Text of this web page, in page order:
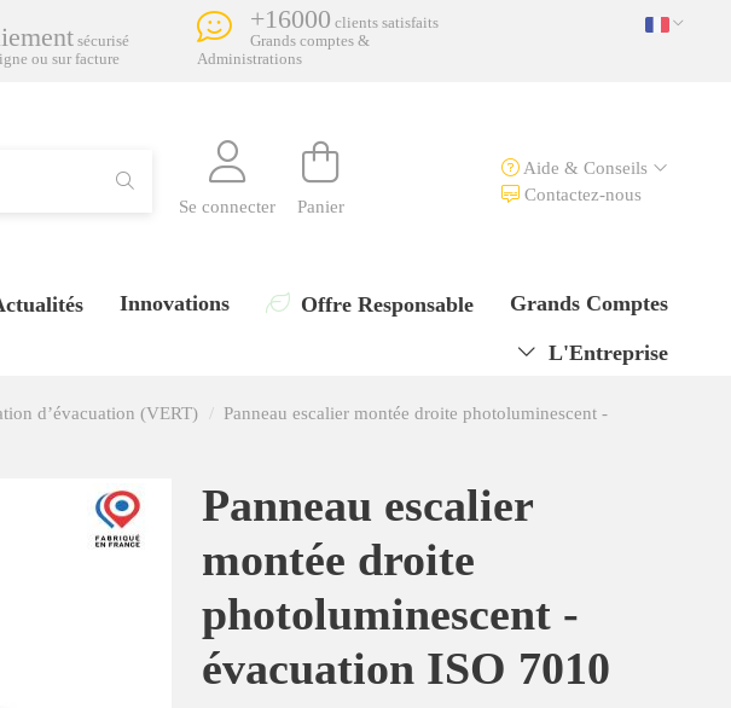
sécurisé
ou sur facture
+16000 clients satisfaits
Grands comptes &
Administrations
Se connecter Panier
Aide & Conseils
Contactez-nous
Grands Comptes
Offre Responsable
Innovations
L'Entreprise
d’évacuation (VERT)
Panneau escalier montée droite photoluminescent -
Panneau escalier
montée droite
photoluminescent -
évacuation ISO 7010